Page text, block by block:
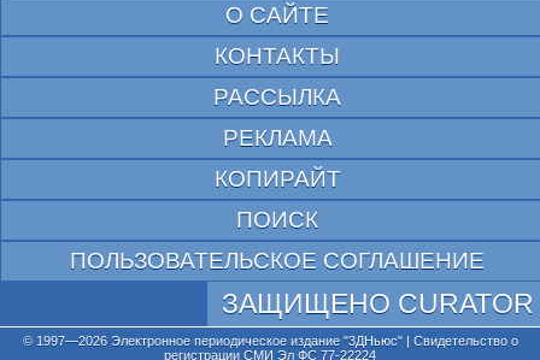
О САЙТЕ
КОНТАКТЫ
РАССЫЛКА
РЕКЛАМА
КОПИРАЙТ
ПОИСК
ПОЛЬЗОВАТЕЛЬСКОЕ СОГЛАШЕНИЕ
ЗАЩИЩЕНО CURATOR
© 1997—2026 Электронное периодическое издание "3ДНьюс" | Свидетельство о
регистрации СМИ Эл ФС 77-22224